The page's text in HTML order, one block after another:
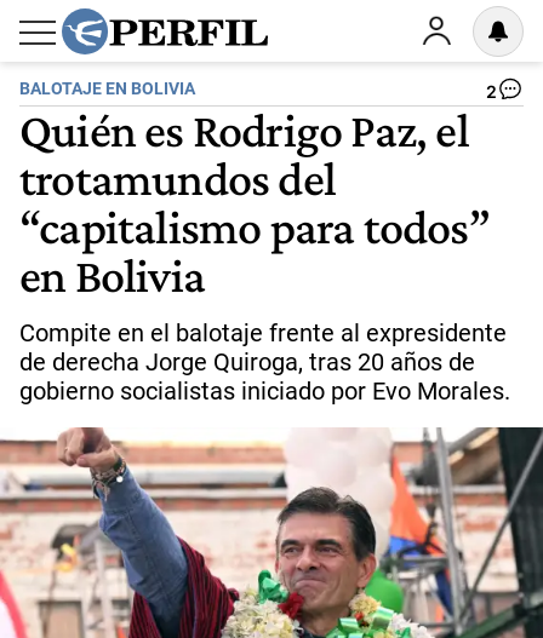
BALOTAJE EN BOLIVIA 2
Quién es Rodrigo Paz, el
trotamundos del
“capitalismo para todos”
en Bolivia
Compite en el balotaje frente al expresidente
de derecha Jorge Quiroga, tras 20 años de
gobierno socialistas iniciado por Evo Morales.